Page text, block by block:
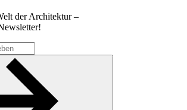
der Architektur –